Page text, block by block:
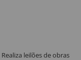
leilões de obras